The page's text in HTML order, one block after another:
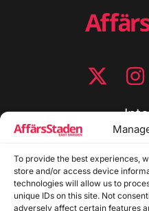
To provide the best experiences,
store and/or access device
technologies will allow us to
unique IDs on this site. Not
adversely affect certain features